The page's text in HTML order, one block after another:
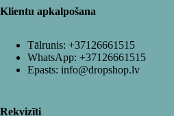
Klientu apkalpošana
Tālrunis: +37126661515
WhatsApp: +37126661515
Epasts: info@dropshop.lv
Rekvizīti